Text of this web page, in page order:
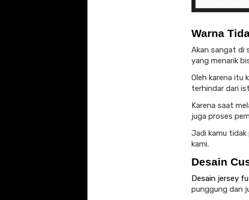
Warna
Akan sangat di
yang menarik
Oleh karena itu
terhindar dari
Karena saat
juga proses
Jadi kamu
kami.
Desain
Desain jersey
punggung dan